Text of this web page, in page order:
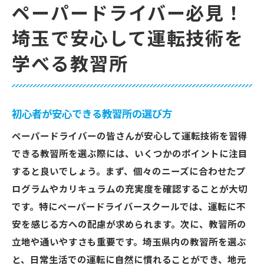
ペーパードライバー必見！
埼玉で安心して運転技術を
学べる教習所
初心者が安心できる教習所の選び方
ペーパードライバーの皆さんが安心して運転技術を習得
できる教習所を選ぶ際には、いくつかのポイントに注目
すると良いでしょう。まず、個々のニーズに合わせたプ
ログラムやカリキュラムの充実度を確認することが大切
です。特にペーパードライバースクールでは、運転に不
安を感じる方への配慮が求められます。次に、教習所の
立地や通いやすさも重要です。埼玉県内の教習所を選ぶ
と、日常生活での運転に自然に慣れることができ、地元